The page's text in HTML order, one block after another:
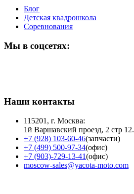
Блог
Детская квадрошкола
Соревнования
Мы в соцсетях:
Наши контакты
115201, г. Москва:
1й Варшавский проезд, 2 стр 12.
+7 (928) 103-60-46(запчасти)
+7 (499) 500-97-34(офис)
+7 (903)-729-13-41(офис)
moscow-sales@yacota-moto.com